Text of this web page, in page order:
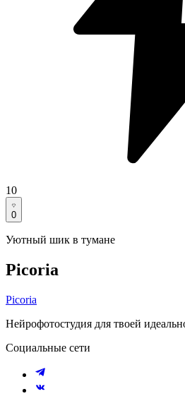
10
0
Уютный шик в тумане
Picoria
Picoria
Нейрофотостудия для твоей
Социальные сети